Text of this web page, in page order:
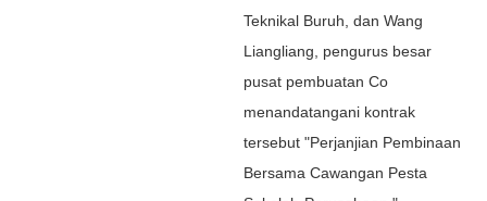
Teknikal Buruh, dan Wang
Liangliang, pengurus besar
pusat pembuatan Co
menandatangani kontrak
tersebut "Perjanjian Pembinaan
Bersama Cawangan Pesta